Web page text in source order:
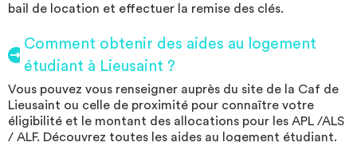
bail de location et effectuer la remise des clés.
Comment obtenir des aides au logement
étudiant à Lieusaint ?
Vous pouvez vous renseigner auprès du site de la Caf de
Lieusaint ou celle de proximité pour connaître votre
éligibilité et le montant des allocations pour les APL /ALS
/ ALF. Découvrez toutes les aides au logement étudiant.